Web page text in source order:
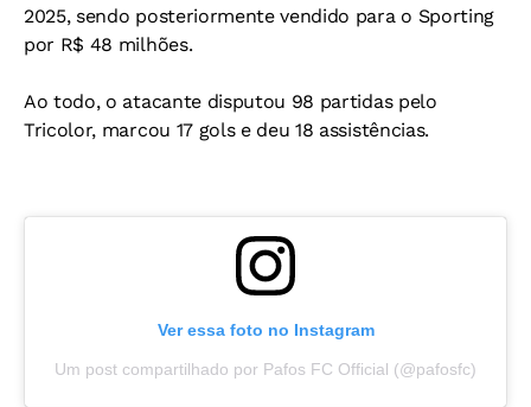
2025, sendo posteriormente vendido para o Sporting
por R$ 48 milhões.
Ao todo, o atacante disputou 98 partidas pelo
Tricolor, marcou 17 gols e deu 18 assistências.
Ver essa foto no Instagram
Um post compartilhado por Pafos FC Official (@pafosfc)